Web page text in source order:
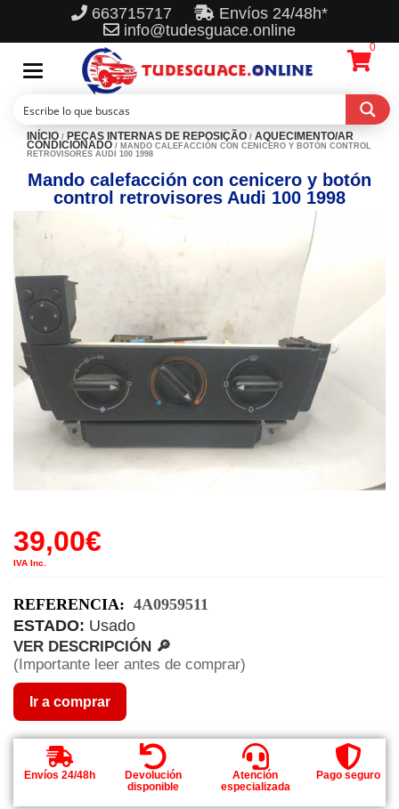
663715717
Envíos 24/48h*
info@tudesguace.online
Toggle
navigation
0
INÍCIO / PEÇAS INTERNAS DE REPOSIÇÃO / AQUECIMENTO/AR
CONDICIONADO / MANDO CALEFACCIÓN CON CENICERO Y BOTÓN CONTROL
RETROVISORES AUDI 100 1998
Mando calefacción con cenicero y botón
control retrovisores Audi 100 1998
39,00€
IVA Inc.
REFERENCIA: 4A0959511
ESTADO: Usado
VER DESCRIPCIÓN 🔎
(Importante leer antes de comprar)
Ir a comprar
Envíos 24/48h
Devolución
disponible
Atención
especializada
Pago seguro